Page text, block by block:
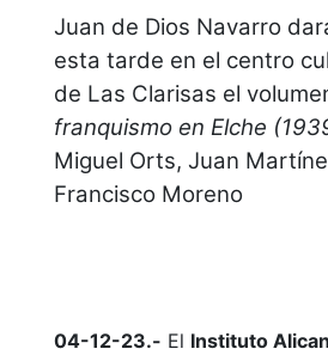
Juan de Dios Navarro
esta tarde en el centro
de Las Clarisas el
franquismo en Elche
Miguel Orts, Juan
Francisco Moreno
04-12-23.- El Instituto